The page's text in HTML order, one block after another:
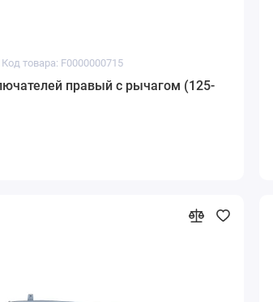
Код товара: F0000000715
правый с рычагом (125-